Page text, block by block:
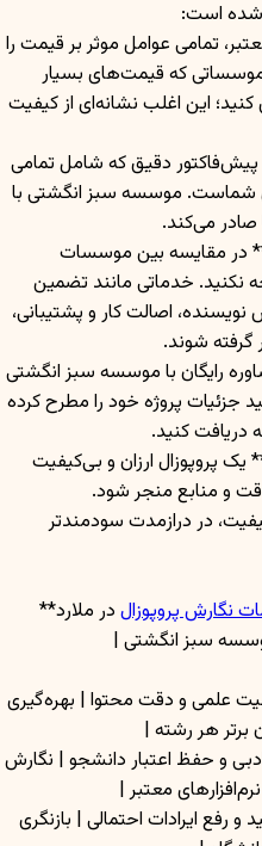
شده است:
تمامی عوامل موثر بر قیمت را
که قیمت‌های بسیار
کنید؛ این اغلب نشانه‌ای از کیفیت
دقیق که شامل تمامی
شماست. موسسه سبز انگشتی با
صادر می‌کند.
در مقایسه بین موسسات
نکنید. خدماتی مانند تضمین
اصالت کار و پشتیبانی،
گرفته شوند.
رایگان با موسسه سبز انگشتی
جزئیات پروژه خود را مطرح کرده
دریافت کنید.
پروپوزال ارزان و بی‌کیفیت
و منابع منجر شود.
در درازمدت سودمندتر
نگارش پروپوزال در ملارد**
سبز انگشتی |
علمی و دقت محتوا | بهره‌گیری
هر رشته |
و حفظ اعتبار دانشجو | نگارش
رفع ایرادات احتمالی | بازنگری